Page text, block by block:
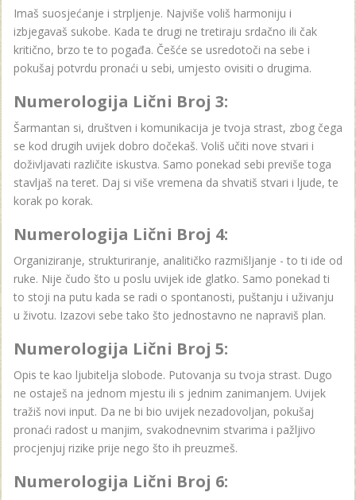
Imaš suosjećanje i strpljenje. Najviše voliš harmoniju i
izbjegavaš sukobe. Kada te drugi ne tretiraju srdačno ili čak
kritično, brzo te to pogađa. Češće se usredotoči na sebe i
pokušaj potvrdu pronaći u sebi, umjesto ovisiti o drugima.
Numerologija Lični Broj 3:
Šarmantan si, društven i komunikacija je tvoja strast, zbog čega
se kod drugih uvijek dobro dočekaš. Voliš učiti nove stvari i
doživljavati različite iskustva. Samo ponekad sebi previše toga
stavljaš na teret. Daj si više vremena da shvatiš stvari i ljude, te
korak po korak.
Numerologija Lični Broj 4:
Organiziranje, strukturiranje, analitičko razmišljanje - to ti ide od
ruke. Nije čudo što u poslu uvijek ide glatko. Samo ponekad ti
to stoji na putu kada se radi o spontanosti, puštanju i uživanju
u životu. Izazovi sebe tako što jednostavno ne napraviš plan.
Numerologija Lični Broj 5:
Opis te kao ljubitelja slobode. Putovanja su tvoja strast. Dugo
ne ostaješ na jednom mjestu ili s jednim zanimanjem. Uvijek
tražiš novi input. Da ne bi bio uvijek nezadovoljan, pokušaj
pronaći radost u manjim, svakodnevnim stvarima i pažljivo
procjenjuj rizike prije nego što ih preuzmeš.
Numerologija Lični Broj 6: